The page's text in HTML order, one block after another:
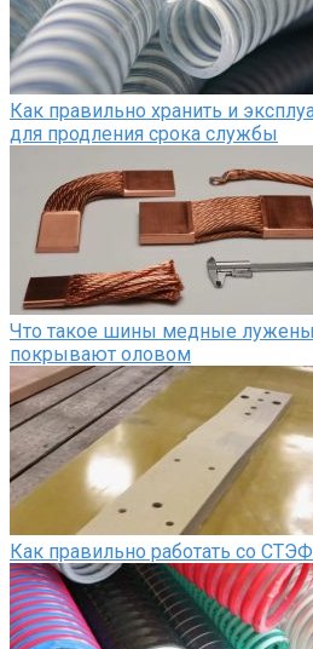
Как правильно хранить и
для продления срока службы
Что такое шины медные
покрывают оловом
Как правильно работать со